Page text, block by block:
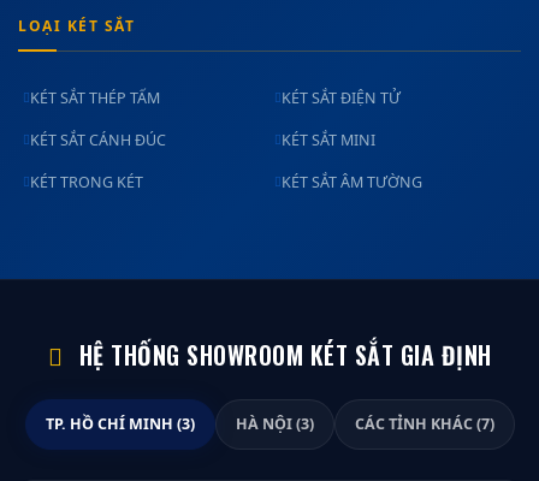
LOẠI KÉT SẮT
KÉT SẮT THÉP TẤM KÉT SẮT ĐIỆN TỬ
KÉT SẮT CÁNH ĐÚC KÉT SẮT MINI
KÉT TRONG KÉT KÉT SẮT ÂM TƯỜNG
HỆ THỐNG SHOWROOM KÉT SẮT GIA ĐỊNH
TP. HỒ CHÍ MINH (3) HÀ NỘI (3) CÁC TỈNH KHÁC (7)